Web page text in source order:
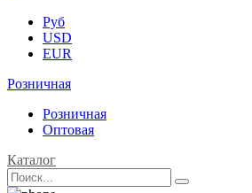
Руб
USD
EUR
Розничная
Розничная
Оптовая
Каталог